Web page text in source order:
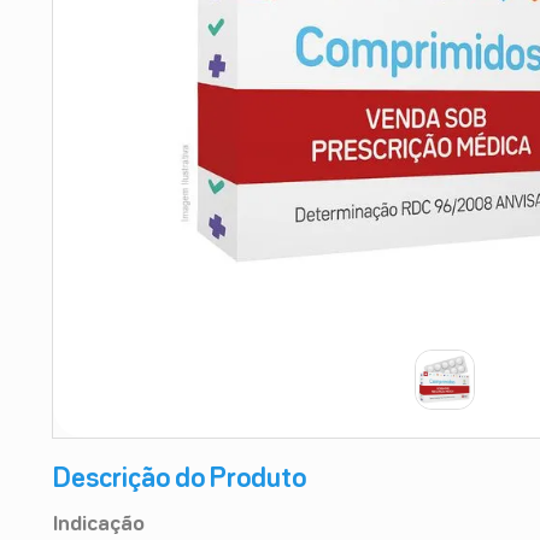
Descrição do Produto
Indicação
10ºshampoo